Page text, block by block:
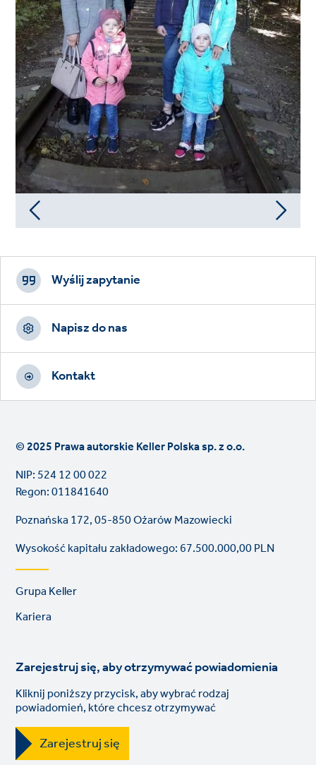
Footer
CTAs
Wyślij zapytanie
Napisz do nas
Kontakt
© 2025 Prawa autorskie Keller Polska sp. z o.o.
NIP: 524 12 00 022
Regon: 011841640
Poznańska 172, 05-850 Ożarów Mazowiecki
Wysokość kapitału zakładowego: 67.500.000,00 PLN
Footer
links
Grupa Keller
Kariera
Zarejestruj się, aby otrzymywać powiadomienia
Kliknij poniższy przycisk, aby wybrać rodzaj
powiadomień, które chcesz otrzymywać
Zarejestruj się